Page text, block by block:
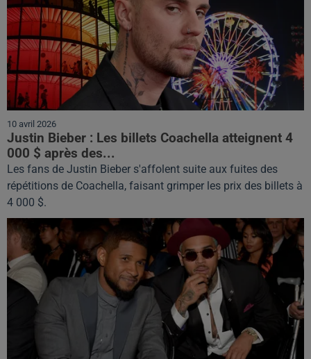
10 avril 2026
Justin Bieber : Les billets Coachella atteignent 4
000 $ après des...
Les fans de Justin Bieber s'affolent suite aux fuites des
répétitions de Coachella, faisant grimper les prix des billets à
4 000 $.